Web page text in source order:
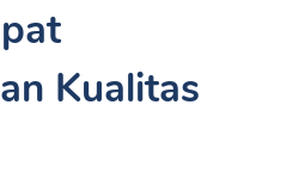
Kualitas